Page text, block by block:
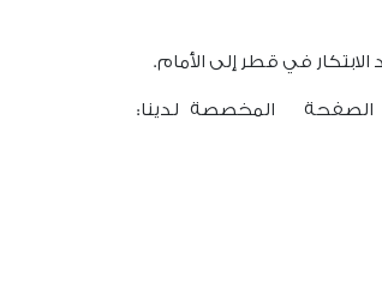
في قطر إلى الأمام.